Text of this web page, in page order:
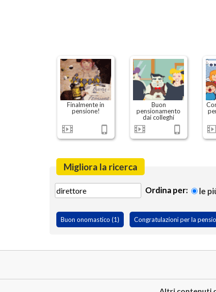
Finalmente in
pensione!
Buon
pensionamento
dai colleghi
Migliora la ricerca
Ordina per: le
Buon onomastico (1) Congratulazioni per la